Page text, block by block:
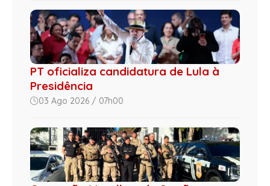
PT oficializa candidatura de Lula à
Presidência
03 Ago 2026 / 07h00